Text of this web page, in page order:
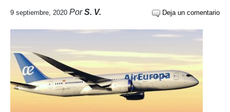
9 septiembre, 2020 PorS. V. Deja un comentario